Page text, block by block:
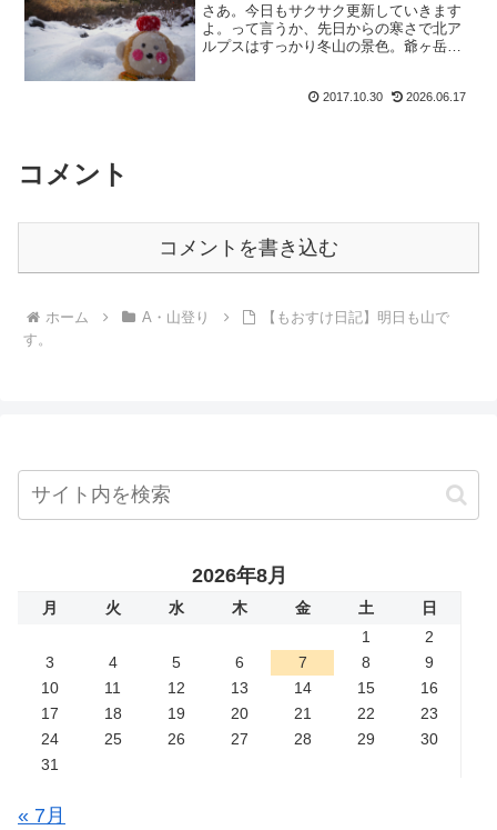
さあ。今日もサクサク更新していきます
よ。って言うか、先日からの寒さで北ア
ルプスはすっかり冬山の景色。爺ヶ岳や
嗚呼、でも寒い冬がやってくるのね。心
2017.10.30 2026.06.17
コメント
コメントを書き込む
ホーム A・山登り
【もおすけ日記】明日も山で
す。
2026年8月
月 火 水 木 金 土
日
1
2
3
4 5 6 7 8
9
10
11 12 13 14 15
16
17
18 19 20 21 22
23
24
25 26 27 28 29
30
31
« 7月